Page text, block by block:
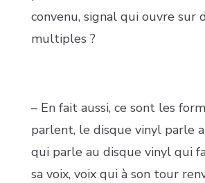
convenu, signal qui ouvre sur
multiples ?
– En fait aussi, ce sont les
parlent, le disque vinyl parle
qui parle au disque vinyl qui
sa voix, voix qui à son tour